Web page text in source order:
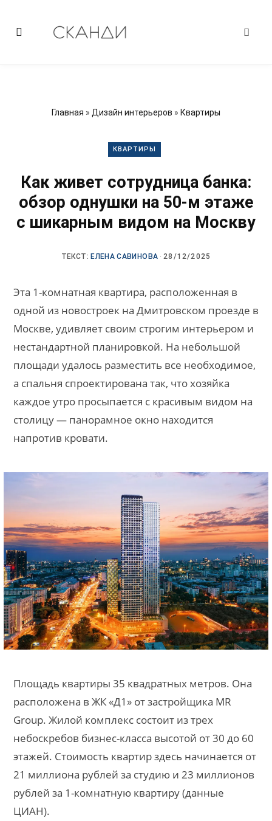
Главная » Дизайн интерьеров » Квартиры
КВАРТИРЫ
Как живет сотрудница банка:
обзор однушки на 50-м этаже
с шикарным видом на Москву
ТЕКСТ: ЕЛЕНА САВИНОВА ·28/12/2025
Эта 1-комнатная квартира, расположенная в
одной из новостроек на Дмитровском проезде в
Москве, удивляет своим строгим интерьером и
нестандартной планировкой. На небольшой
площади удалось разместить все необходимое,
а спальня спроектирована так, что хозяйка
каждое утро просыпается с красивым видом на
столицу — панорамное окно находится
напротив кровати.
Площадь квартиры 35 квадратных метров. Она
расположена в ЖК «Д1» от застройщика MR
Group. Жилой комплекс состоит из трех
небоскребов бизнес-класса высотой от 30 до 60
этажей. Стоимость квартир здесь начинается от
21 миллиона рублей за студию и 23 миллионов
рублей за 1-комнатную квартиру (данные
ЦИАН).